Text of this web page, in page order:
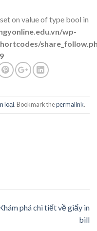
on value of type bool in
wp-
loại. Bookmark thepermalink.
phá chi tiết về giấy in
bill